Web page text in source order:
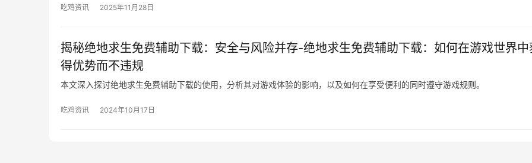
吃鸡资讯 2025年11月28日
揭秘绝地求生免费辅助下载：安全与风险并存-绝地求生免费辅助下载：如何在游戏世界中
得优势而不违规
本文深入探讨绝地求生免费辅助下载的使用，分析其对游戏体验的影响，以及如何在享受便利的同时遵守游戏规则。
吃鸡资讯 2024年10月17日